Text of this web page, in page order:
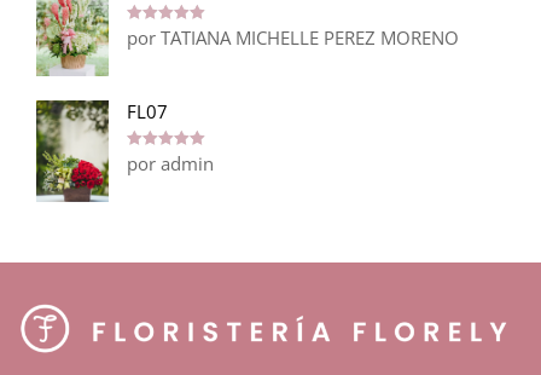
Valorado en
5
por TATIANA MICHELLE PEREZ MORENO
FL07
Valorado en
5
por admin